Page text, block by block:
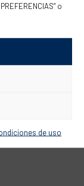
o
de uso
races/race-